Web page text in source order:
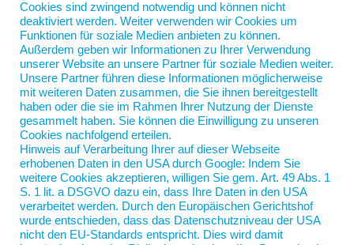
Wenn Lichtgestalten verglühen
vonJan Scherping|28. Nov. 2023 |Diese Woche
Vorige Tage waren auf der Titelseite der SZ Bilder
von René Benko und Karl-Theodor von Guttenberg
nebeneinander platziert. Es waren Hinweise auf zwei
unterschiedliche Artikel im Inneren, aber für mich
ergab sich ein Zusammenhang. Sie waren einst
Lichtgestalten, dann...
Cookies sind zwingend notwendig und können nicht
deaktiviert werden. Weiter verwenden wir Cookies um
Funktionen für soziale Medien anbieten zu können.
Außerdem geben wir Informationen zu Ihrer Verwendung
unserer Website an unsere Partner für soziale Medien weiter.
Unsere Partner führen diese Informationen möglicherweise
mit weiteren Daten zusammen, die Sie ihnen bereitgestellt
haben oder die sie im Rahmen Ihrer Nutzung der Dienste
gesammelt haben. Sie können die Einwilligung zu unseren
Cookies nachfolgend erteilen.
Hinweis auf Verarbeitung Ihrer auf dieser Webseite
erhobenen Daten in den USA durch Google: Indem Sie
weitere Cookies akzeptieren, willigen Sie gem. Art. 49 Abs. 1
S. 1 lit. a DSGVO dazu ein, dass Ihre Daten in den USA
verarbeitet werden. Durch den Europäischen Gerichtshof
wurde entschieden, dass das Datenschutzniveau der USA
nicht den EU-Standards entspricht. Dies wird damit